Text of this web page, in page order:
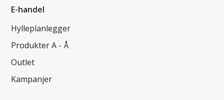
E-handel
Hylleplanlegger
Produkter A - Å
Outlet
Kampanjer